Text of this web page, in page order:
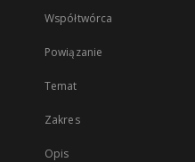
Współtwórca
Powiązanie
Temat
Zakres
Opis